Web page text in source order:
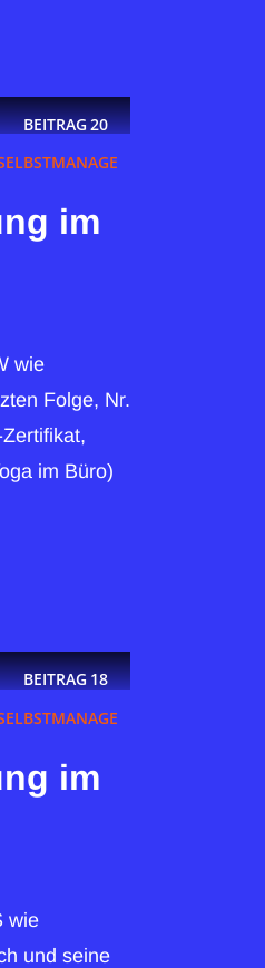
BEITRAG20
im
wie
Folge, Nr.
im Büro)
BEITRAG18
im
wie
und seine